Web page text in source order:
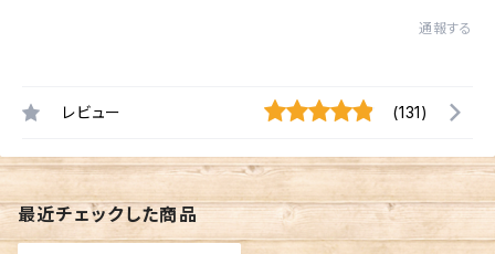
通報する
レビュー (131)
最近チェックした商品